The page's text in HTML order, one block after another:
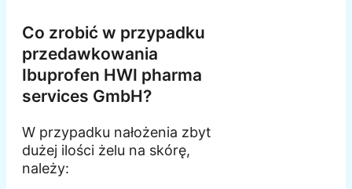
Co zrobić w przypadku
przedawkowania
Ibuprofen HWI pharma
services GmbH?
W przypadku nałożenia zbyt
dużej ilości żelu na skórę,
należy: